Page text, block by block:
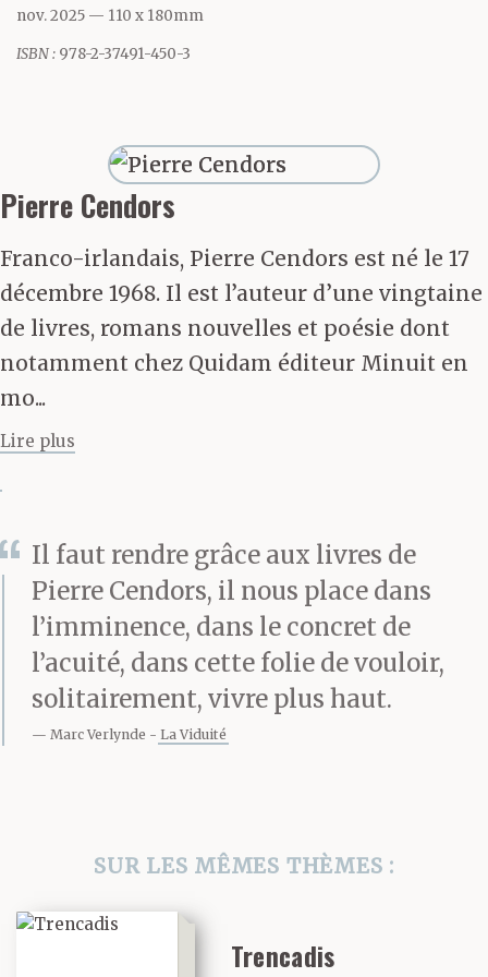
œuvre moderne et
universelle ne s’en fait
directement l’écho.
Quand d’autres
photographes se
mobilisaient, souvent
au prix de leur vie, sur
le front de l’actualité,
avait choisi une autre
voie. Celle dont aucune
enseigne dans aucune
ville ne vantait la
valeur marchande, celle
œuvre picturale, au noir
paradoxalement saturé
nov. 2025 — 110 x 180mm
ISBN : 978-2-37491-450-3
Pierre Cendors
Franco-irlandais, Pierre Cendors est né le 17
décembre 1968. Il est l’auteur d’une vingtaine
de livres, romans nouvelles et poésie dont
notamment chez Quidam éditeur Minuit en
mo...
Lire plus
Il faut rendre grâce aux livres de
Pierre Cendors, il nous place dans
l’imminence, dans le concret de
l’acuité, dans cette folie de vouloir,
solitairement, vivre plus haut.
Marc Verlynde La Viduité
SUR LES MÊMES THÈMES :
Trencadis